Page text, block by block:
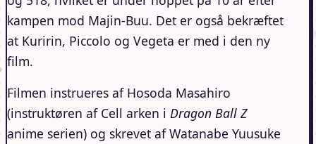
kampen mod Majin-Buu. Det er også bekræftet
at Kuririn, Piccolo og Vegeta er med i den ny
film.
Filmen instrueres af Hosoda Masahiro
(instruktøren af Cell arken i Dragon Ball Z
anime serien) og skrevet af Watanabe Yuusuke